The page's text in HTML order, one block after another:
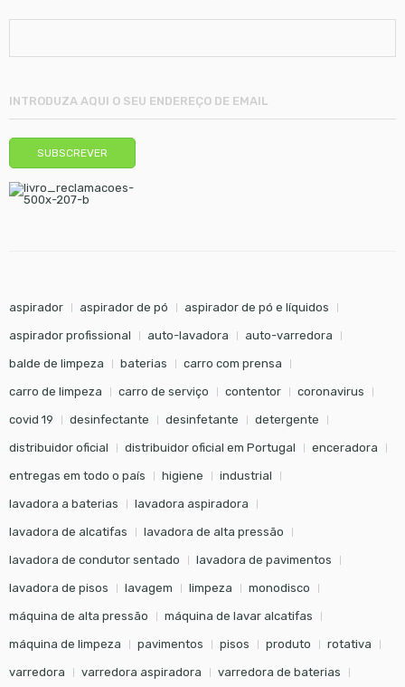
aspirador aspirador de pó aspirador de pó e líquidos
aspirador profissional auto-lavadora auto-varredora
balde de limpeza baterias carro com prensa
carro de limpeza carro de serviço contentor coronavirus
covid 19 desinfectante desinfetante detergente
distribuidor oficial distribuidor oficial em Portugal enceradora
entregas em todo o país higiene industrial
lavadora a baterias lavadora aspiradora
lavadora de alcatifas lavadora de alta pressão
lavadora de condutor sentado lavadora de pavimentos
lavadora de pisos lavagem limpeza monodisco
máquina de alta pressão máquina de lavar alcatifas
máquina de limpeza pavimentos pisos produto rotativa
varredora varredora aspiradora varredora de baterias